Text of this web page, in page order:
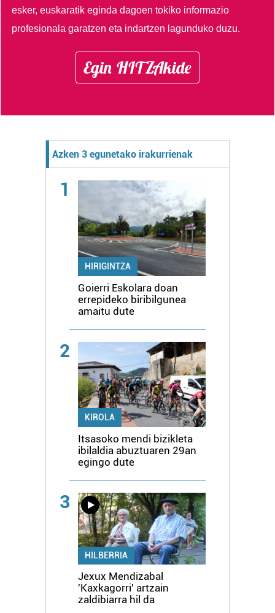
esker, euskaratik eginda dagoen tokiko informazio
profesionala garatzen eta indartzen lagunduko duzu.
Egin HITZAkide
Azken 3 egunetako irakurrienak
1
HIRIGINTZA
Goierri Eskolara doan
errepideko biribilgunea
amaitu dute
2
KIROLA
Itsasoko mendi bizikleta
ibilaldia abuztuaren 29an
egingo dute
3
HILBERRIA
Jexux Mendizabal
'Kaxkagorri' artzain
zaldibiarra hil da